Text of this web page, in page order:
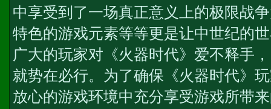
中享受到了一场真正意义上的极限战
特色的游戏元素等等更是让中世纪的
广大的玩家对《火器时代》爱不释手
就势在必行。为了确保《火器时代》
放心的游戏环境中充分享受游戏所带